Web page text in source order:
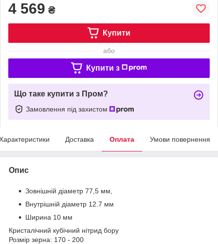
4 569 ₴
Купити
або
Купити з
Що таке купити з Пром?
Замовлення під захистом
Доставка Оплата Умови повернення
Опис
Зовнішній діаметр 77,5 мм,
Внутрішній діаметр 12.7 мм
Ширина 10 мм
Кристалічний кубічний нітрид бору
Розмір зерна: 170 - 200